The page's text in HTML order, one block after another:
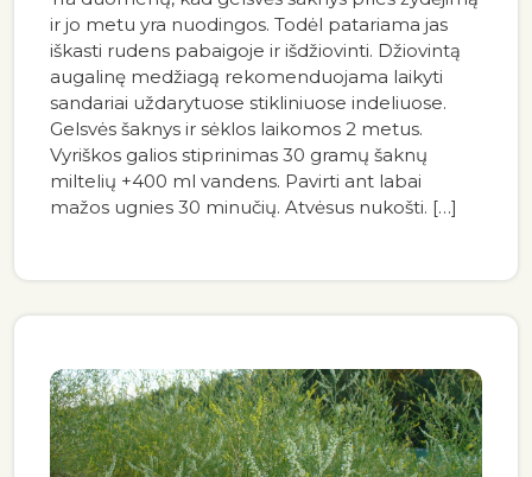
ir jo metu yra nuodingos. Todėl patariama jas
iškasti rudens pabaigoje ir išdžiovinti. Džiovintą
augalinę medžiagą rekomenduojama laikyti
sandariai uždarytuose stikliniuose indeliuose.
Gelsvės šaknys ir sėklos laikomos 2 metus.
Vyriškos galios stiprinimas 30 gramų šaknų
miltelių +400 ml vandens. Pavirti ant labai
mažos ugnies 30 minučių. Atvėsus nukošti. […]